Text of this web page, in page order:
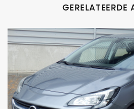
GERELATEERDE